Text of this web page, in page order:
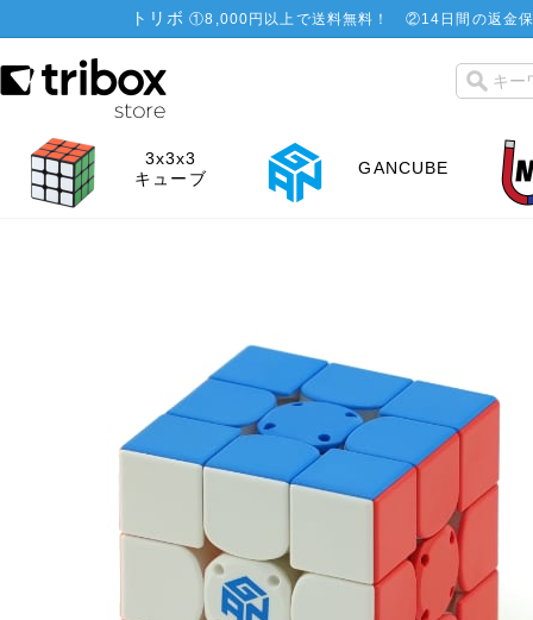
トリボ ①8,000円以上で送料無料！ ②14日間の返金
3x3x3
キューブ
GANCUBE